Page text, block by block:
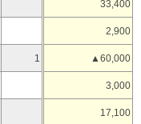
33,400
2,900
1 ▲60,000
3,000
17,100